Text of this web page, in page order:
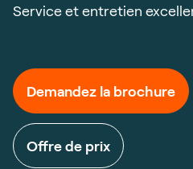
Service et entretien
Demandez la brochure
Offre de prix